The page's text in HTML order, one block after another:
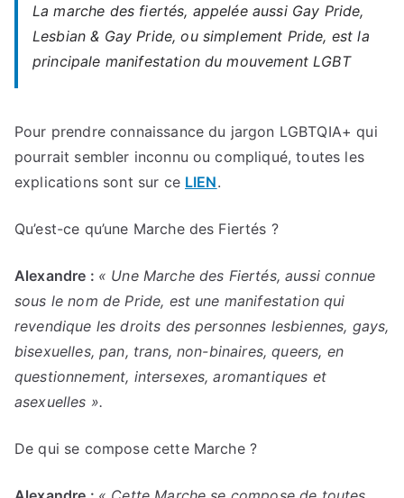
La marche des fiertés, appelée aussi Gay Pride,
Lesbian & Gay Pride, ou simplement Pride, est la
principale manifestation du mouvement LGBT
Pour prendre connaissance du jargon LGBTQIA+ qui
pourrait sembler inconnu ou compliqué, toutes les
explications sont sur ce LIEN.
Qu’est-ce qu’une Marche des Fiertés ?
Alexandre : « Une Marche des Fiertés, aussi connue
sous le nom de Pride, est une manifestation qui
revendique les droits des personnes lesbiennes, gays,
bisexuelles, pan, trans, non-binaires, queers, en
questionnement, intersexes, aromantiques et
asexuelles ».
De qui se compose cette Marche ?